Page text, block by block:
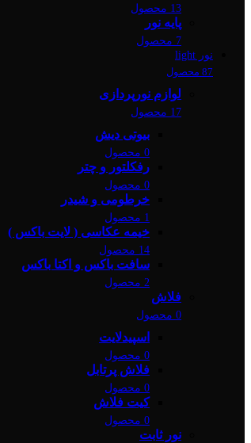
13 محصول
پایه نور
7 محصول
نور light
87 محصول
لوازم نورپردازی
17 محصول
بیوتی دیش
0 محصول
رفکلتور و چتر
0 محصول
خرطومی و شیدر
1 محصول
خیمه عکاسی ( لایت باکس )
14 محصول
سافت باکس و اکتا باکس
2 محصول
فلاش
0 محصول
اسپیدلایت
0 محصول
فلاش پرتابل
0 محصول
کیت فلاش
0 محصول
نور ثابت